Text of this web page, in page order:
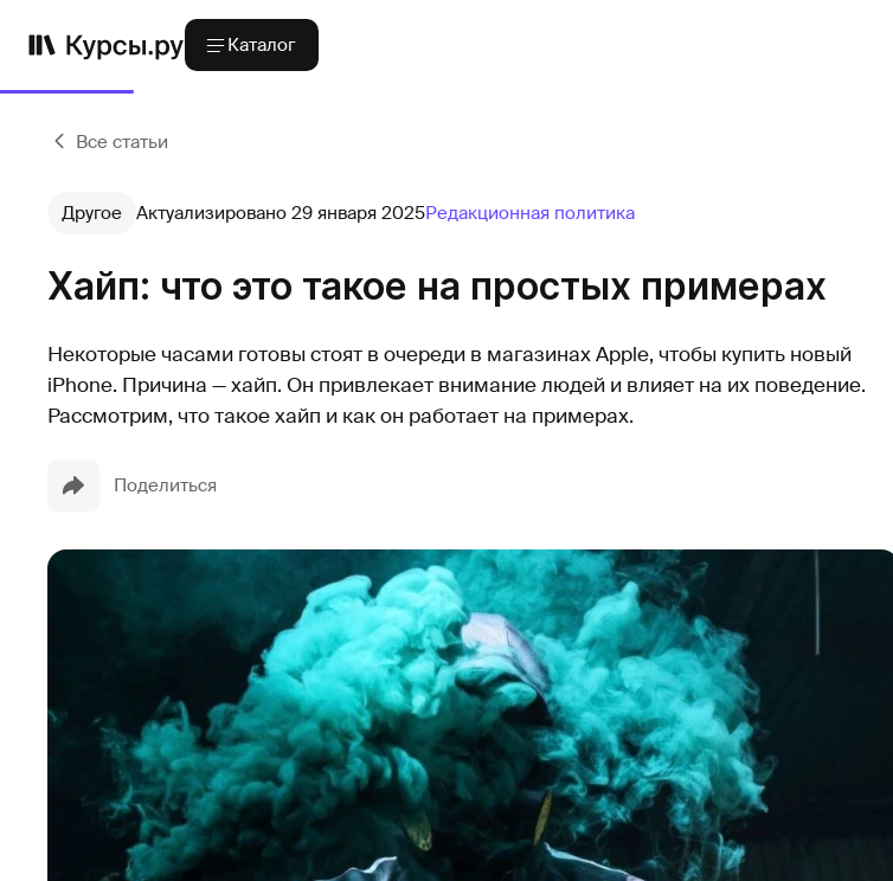
Каталог
Все статьи
Другое Актуализировано 29 января 2025Редакционная политика
Хайп: что это такое на простых примерах
Некоторые часами готовы стоят в очереди в магазинах Apple, чтобы купить новый
iPhone. Причина — хайп. Он привлекает внимание людей и влияет на их поведение.
Рассмотрим, что такое хайп и как он работает на примерах.
Поделиться